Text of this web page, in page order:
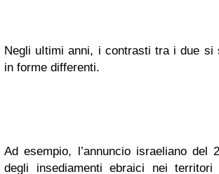
Negli uItimi anni, i contrasti tra i due si
in forme differenti.
Ad esempio, l’annuncio israeliano del
degli insediamenti ebraici nei